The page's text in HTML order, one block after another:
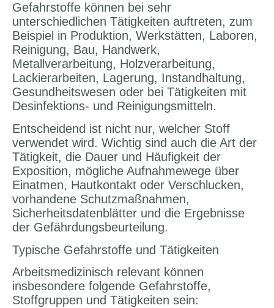
Gefahrstoffe können bei sehr
unterschiedlichen Tätigkeiten auftreten, zum
Beispiel in Produktion, Werkstätten, Laboren,
Reinigung, Bau, Handwerk,
Metallverarbeitung, Holzverarbeitung,
Lackierarbeiten, Lagerung, Instandhaltung,
Gesundheitswesen oder bei Tätigkeiten mit
Desinfektions- und Reinigungsmitteln.
Entscheidend ist nicht nur, welcher Stoff
verwendet wird. Wichtig sind auch die Art der
Tätigkeit, die Dauer und Häufigkeit der
Exposition, mögliche Aufnahmewege über
Einatmen, Hautkontakt oder Verschlucken,
vorhandene Schutzmaßnahmen,
Sicherheitsdatenblätter und die Ergebnisse
der Gefährdungsbeurteilung.
Typische Gefahrstoffe und Tätigkeiten
Arbeitsmedizinisch relevant können
insbesondere folgende Gefahrstoffe,
Stoffgruppen und Tätigkeiten sein: